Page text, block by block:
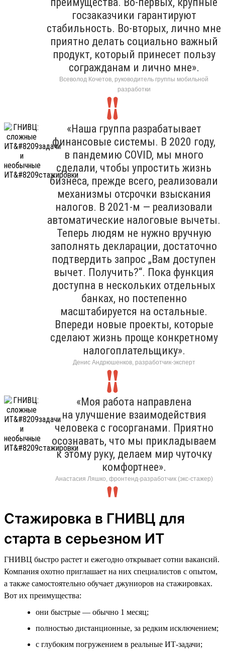
госзаказчики гарантируют
стабильность. Во-вторых, лично мне
приятно делать социально важный
продукт, который принесет пользу
согражданам и лично мне».
Всеволод Кочетов, руководитель группы мобильной
разработки
«Наша группа разрабатывает
финансовые системы. В 2020 году,
в пандемию COVID, мы много
сделали, чтобы упростить жизнь
бизнеса, прежде всего, реализовали
механизмы отсрочки взыскания
налогов. В 2021-м — реализовали
автоматические налоговые вычеты.
Теперь людям не нужно вручную
заполнять декларации, достаточно
подтвердить запрос „Вам доступен
вычет. Получить?“. Пока функция
доступна в нескольких отдельных
банках, но постепенно
масштабируется на остальные.
Впереди новые проекты, которые
сделают жизнь проще конкретному
налогоплательщику».
Денис Андрюшенков, разработчик-эксперт
«Моя работа направлена
на улучшение взаимодействия
человека с госорганами. Приятно
осознавать, что мы прикладываем
к этому руку, делаем мир чуточку
комфортнее».
Анастасия Ляшко, фронтенд-разработчик (экс-стажер)
Стажировка в ГНИВЦ для
старта в серьезном ИТ
ГНИВЦ быстро растет и ежегодно открывает сотни вакансий.
Компания охотно приглашает на них специалистов с опытом,
а также самостоятельно обучает джуниоров на стажировках.
Вот их преимущества:
они быстрые — обычно 1 месяц;
полностью дистанционные, за редким исключением;
с глубоким погружением в реальные ИТ-задачи;